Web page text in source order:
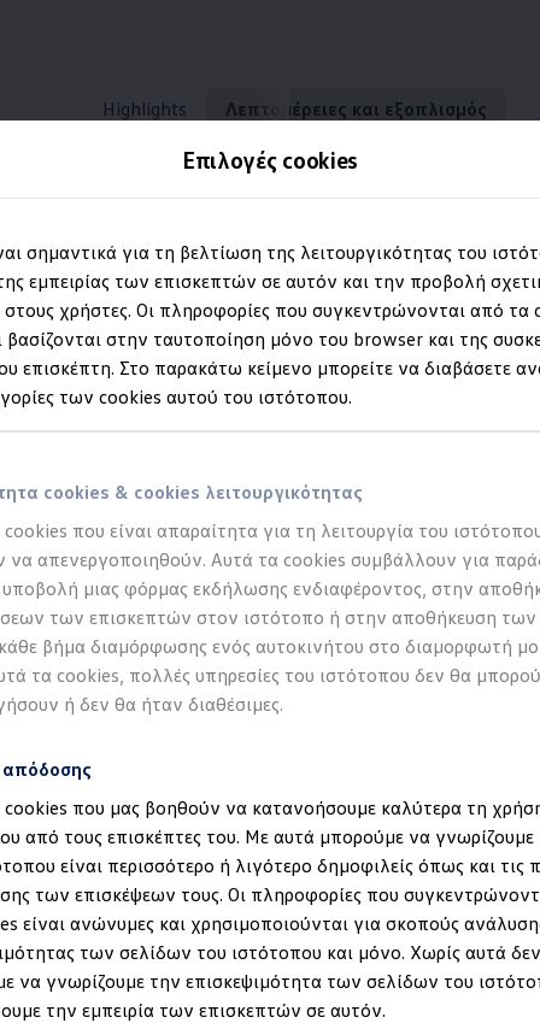
Επιλογές cookies
σημαντικά για τη βελτίωση της λειτουργικότητας του
εμπειρίας των επισκεπτών σε αυτόν και την προβολή
χρήστες. Οι πληροφορίες που συγκεντρώνονται από τα
βασίζονται στην ταυτοποίηση μόνο του browser και της
επισκέπτη. Στο παρακάτω κείμενο μπορείτε να διαβάσετε
των cookies αυτού του ιστότοπου.
cookies & cookies λειτουργικότητας
cookies που είναι απαραίτητα για τη λειτουργία του
να απενεργοποιηθούν. Αυτά τα cookies συμβάλλουν για
υποβολή μιας φόρμας εκδήλωσης ενδιαφέροντος, στην
των επισκεπτών στον ιστότοπο ή στην αποθήκευση
βήμα διαμόρφωσης ενός αυτοκινήτου στο διαμορφωτή
τα cookies, πολλές υπηρεσίες του ιστότοπου δεν θα
ή δεν θα ήταν διαθέσιμες.
απόδοσης
cookies που μας βοηθούν να κατανοήσουμε καλύτερα τη
από τους επισκέπτες του. Με αυτά μπορούμε να γνωρίζουμε
είναι περισσότερο ή λιγότερο δημοφιλείς όπως και τις
των επισκέψεων τους. Οι πληροφορίες που
είναι ανώνυμες και χρησιμοποιούνται για σκοπούς
των σελίδων του ιστότοπου και μόνο. Χωρίς αυτά
να γνωρίζουμε την επισκεψιμότητα των σελίδων του
την εμπειρία των επισκεπτών σε αυτόν.
Highlights Λεπτομέρειες και εξοπλισμός
στα ID.
το ID.
&
που εντυπωσιάζει
τελευταία
Ο δυναμικός
σχεδιαστική γλώσσα
γραμμές, ήρεμες
προσδίδουν μια
εμπρός και πίσω,
IQ.LIGHT – LED matrix
χαρακτηριστική
έχεις φτάσει, ενώ